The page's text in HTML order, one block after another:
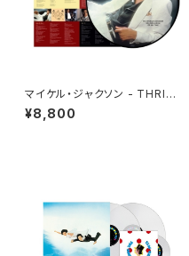
マイケル・ジャクソン - THRILL
ER[PICTURE VINYL](LP)
¥8,800